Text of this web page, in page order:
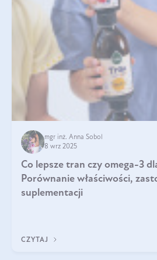
mgr inż. Anna Sobol
8 wrz 2025
Co lepsze tran czy omega-3
Porównanie właściwości,
suplementacji
CZYTAJ